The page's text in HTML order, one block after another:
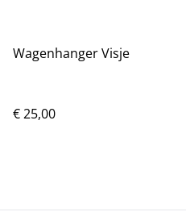
Wagenhanger Visje
€ 25,00